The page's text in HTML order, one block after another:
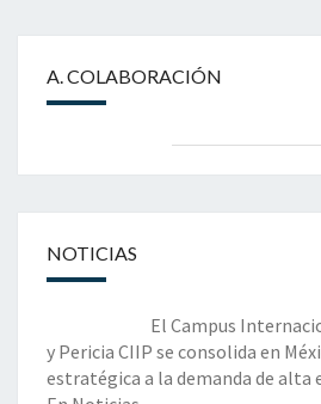
A. COLABORACIÓN
NOTICIAS
El Campus
y Pericia CIIP se consolida en
estratégica a la demanda de alta